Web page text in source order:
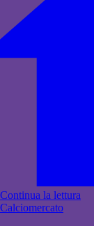
Continua la lettura
Calciomercato